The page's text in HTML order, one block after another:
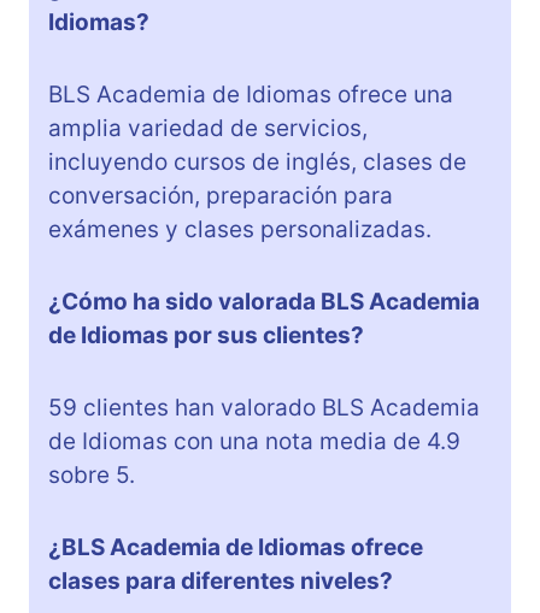
Idiomas?
BLS Academia de Idiomas ofrece una
amplia variedad de servicios,
incluyendo cursos de inglés, clases de
conversación, preparación para
exámenes y clases personalizadas.
¿Cómo ha sido valorada BLS Academia
de Idiomas por sus clientes?
59 clientes han valorado BLS Academia
de Idiomas con una nota media de 4.9
sobre 5.
¿BLS Academia de Idiomas ofrece
clases para diferentes niveles?